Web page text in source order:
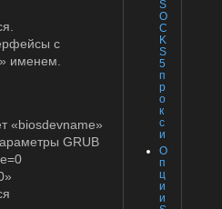
S
O
C
K
S
5
п
р
о
к
с
и
О
п
ц
и
и
с
именем.
«biosdevname»
GRUB